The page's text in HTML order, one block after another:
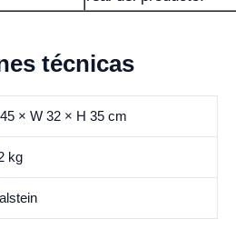
técnicas
× W 32 × H 35 cm
kg